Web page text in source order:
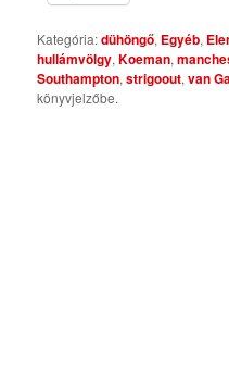
Kategória:dühöngő, Egyéb,
hullámvölgy,Koeman,
Southampton,strigoout,van
könyvjelzőbe.